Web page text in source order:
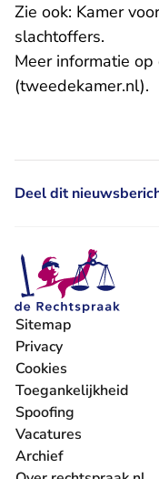
Zie ook: Kamer
slachtoffers.
Meer informatie
(tweedekamer.nl)-
.
Deel dit
Sitemap
Privacy
Cookies
Toegankelijkheid
Spoofing
Vacatures
- U verlaat
Archief